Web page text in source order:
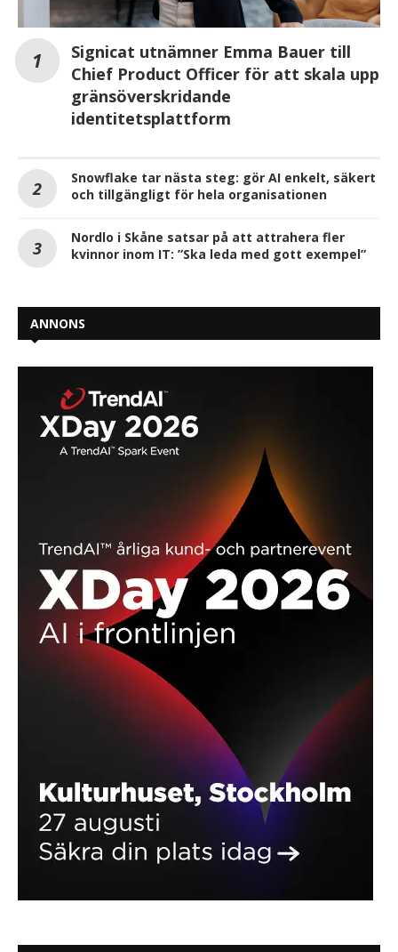
Signicat utnämner Emma Bauer till
Chief Product Officer för att skala upp
gränsöverskridande
identitetsplattform
Snowflake tar nästa steg: gör AI enkelt, säkert
och tillgängligt för hela organisationen
Nordlo i Skåne satsar på att attrahera fler
kvinnor inom IT: ”Ska leda med gott exempel”
ANNONS